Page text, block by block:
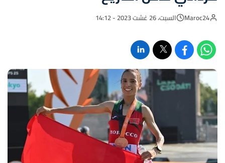
Maroc24 السبت، 26 غشت 2023 - 14:12